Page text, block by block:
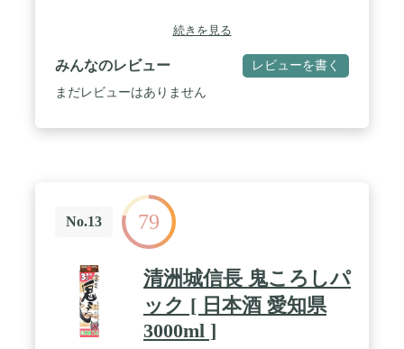
続きを見る
みんなのレビュー レビューを書く
まだレビューはありません
No.13 79
清洲城信長 鬼ころしパ
ック [ 日本酒 愛知県
3000ml ]